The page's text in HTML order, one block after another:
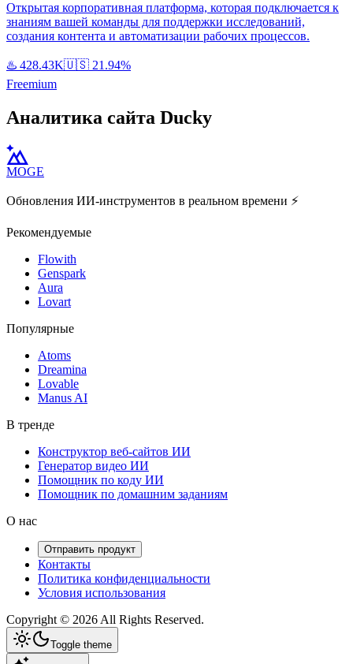
Открытая корпоративная платформа, которая подключается к
знаниям вашей команды для поддержки исследований,
создания контента и автоматизации рабочих процессов.
♨️ 428.43K🇺🇸 21.94%
Freemium
Аналитика сайта Ducky
MOGE
Обновления ИИ-инструментов в реальном времени ⚡️
Рекомендуемые
Flowith
Genspark
Aura
Lovart
Популярные
Atoms
Dreamina
Lovable
Manus AI
В тренде
Конструктор веб-сайтов ИИ
Генератор видео ИИ
Помощник по коду ИИ
Помощник по домашним заданиям
О нас
Отправить продукт
Контакты
Политика конфиденциальности
Условия использования
Copyright © 2026All Rights Reserved.
Toggle theme